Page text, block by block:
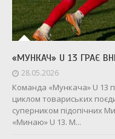
«МУНКАЧ» U 13 ГРАЄ
28.05.2026
Команда «Мункача» U 13
циклом товариських
суперником підопічних
«Минаю» U 13. М...